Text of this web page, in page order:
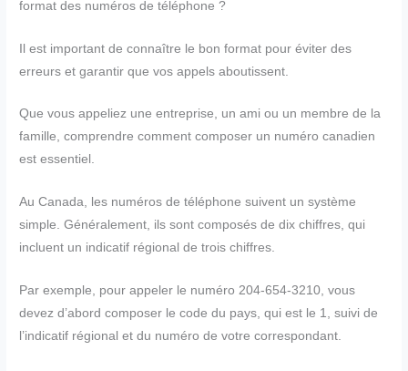
format des numéros de téléphone ?
Il est important de connaître le bon format pour éviter des
erreurs et garantir que vos appels aboutissent.
Que vous appeliez une entreprise, un ami ou un membre de la
famille, comprendre comment composer un numéro canadien
est essentiel.
Au Canada, les numéros de téléphone suivent un système
simple. Généralement, ils sont composés de dix chiffres, qui
incluent un indicatif régional de trois chiffres.
Par exemple, pour appeler le numéro 204-654-3210, vous
devez d’abord composer le code du pays, qui est le 1, suivi de
l’indicatif régional et du numéro de votre correspondant.